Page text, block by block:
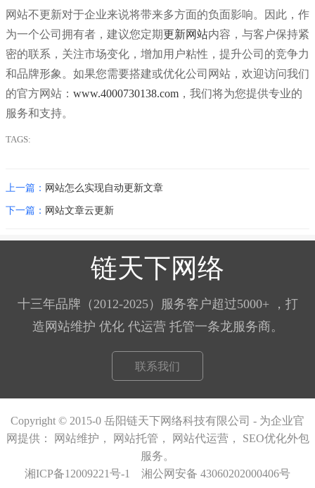
网站不更新对于企业来说将带来多方面的负面影响。因此，作
为一个公司拥有者，建议您定期更新网站内容，与客户保持紧
密的联系，关注市场变化，增加用户粘性，提升公司的竞争力
和品牌形象。如果您需要搭建或优化公司网站，欢迎访问我们
的官方网站： www.4000730138.com ，我们将为您提供专业的
服务和支持。
TAGS:
上一篇： 网站怎么实现自动更新文章
下一篇： 网站文章云更新
链天下网络
十三年品牌（2012-2025）服务客户超过5000+ ，打
造网站维护 优化 代运营 托管一条龙服务商。
联系我们
Copyright © 2015-0 岳阳链天下网络科技有限公司 - 为企业官
网提供：
网站维护， 网站托管 ， 网站代运营 ， SEO优化外包
服务。
湘ICP备12009221号-1
湘公网安备 43060202000406号